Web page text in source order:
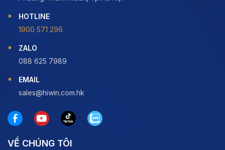
HOTLINE
1900 571 296
ZALO
088 625 7989
EMAIL
sales@hiwin.com.hk
VỀ CHÚNG TÔI